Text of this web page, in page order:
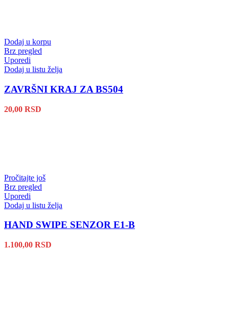
Dodaj u korpu
Brz pregled
Uporedi
Dodaj u listu želja
ZAVRŠNI KRAJ ZA BS504
20,00 RSD
Pročitajte još
Brz pregled
Uporedi
Dodaj u listu želja
HAND SWIPE SENZOR E1-B
1.100,00 RSD